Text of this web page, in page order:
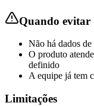
Quando evitar
Não há dados
O produto
definido
A equipe já tem
Limitações